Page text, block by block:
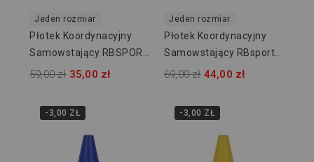
Jeden rozmiar
Płotek Koordynacyjny
Samowstający RBSPORT
RB54261 - 30 Cm
59,00 zł 35,00 zł
Jeden rozmiar
Płotek Koordynacyjny
Samowstający RBsport
RB54262 - 40 Cm
69,00 zł 44,00 zł
-3,00 ZŁ -3,00 ZŁ